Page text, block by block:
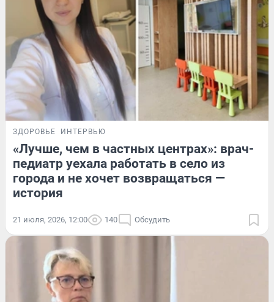
ЗДОРОВЬЕ ИНТЕРВЬЮ
«Лучше, чем в частных центрах»: врач-
педиатр уехала работать в село из
города и не хочет возвращаться —
история
21 июля, 2026, 12:00 140 Обсудить